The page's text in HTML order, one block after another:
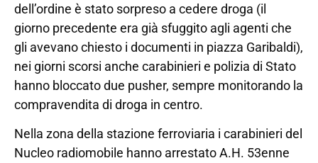
dell’ordine è stato sorpreso a cedere droga (il
giorno precedente era già sfuggito agli agenti che
gli avevano chiesto i documenti in piazza Garibaldi),
nei giorni scorsi anche carabinieri e polizia di Stato
hanno bloccato due pusher, sempre monitorando la
compravendita di droga in centro.
Nella zona della stazione ferroviaria i carabinieri del
Nucleo radiomobile hanno arrestato A.H. 53enne